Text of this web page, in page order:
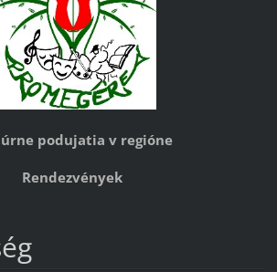
podujatia v regióne
Rendezvények